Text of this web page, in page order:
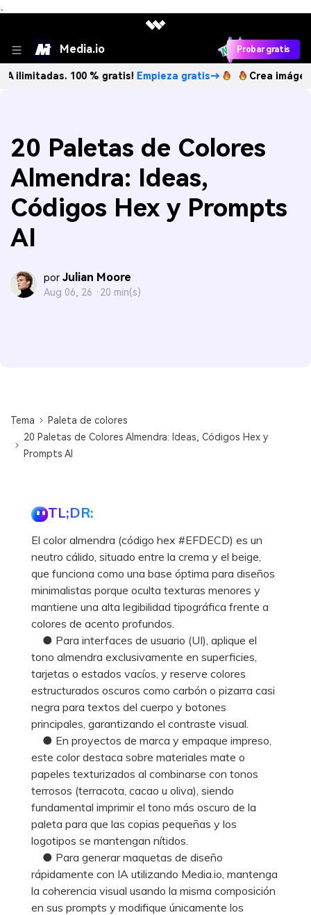
、
Media.io Probar gratis
100 % gratis!Empieza gratis→ Crea imágenes IA
20 Paletas de Colores
Almendra: Ideas,
Códigos Hex y Prompts
AI
por Julian Moore
Aug 06, 26 · 20 min(s)
Tema
Paleta de colores
20 Paletas de Colores Almendra: Ideas, Códigos Hex y
Prompts AI
TL;DR:
El color almendra (código hex #EFDECD) es un
neutro cálido, situado entre la crema y el beige,
que funciona como una base óptima para diseños
minimalistas porque oculta texturas menores y
mantiene una alta legibilidad tipográfica frente a
colores de acento profundos.
● Para interfaces de usuario (UI), aplique el
tono almendra exclusivamente en superficies,
tarjetas o estados vacíos, y reserve colores
estructurados oscuros como carbón o pizarra casi
negra para textos del cuerpo y botones
principales, garantizando el contraste visual.
● En proyectos de marca y empaque impreso,
este color destaca sobre materiales mate o
papeles texturizados al combinarse con tonos
terrosos (terracota, cacao u oliva), siendo
fundamental imprimir el tono más oscuro de la
paleta para que las copias pequeñas y los
logotipos se mantengan nítidos.
● Para generar maquetas de diseño
rápidamente con IA utilizando Media.io, mantenga
la coherencia visual usando la misma composición
en sus prompts y modifique únicamente los